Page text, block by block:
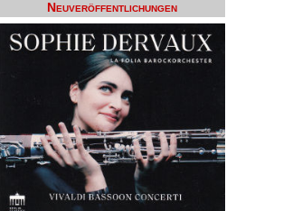
Neuveröffentlichungen